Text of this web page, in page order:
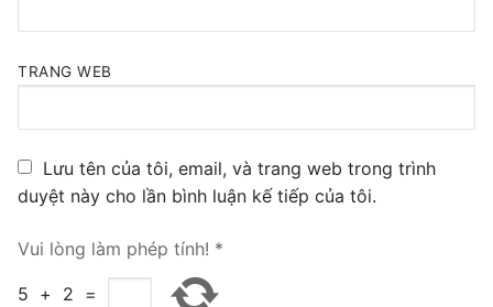
TRANG WEB
Lưu tên của tôi, email, và trang web trong trình
duyệt này cho lần bình luận kế tiếp của tôi.
Vui lòng làm phép tính! *
5 + 2 =